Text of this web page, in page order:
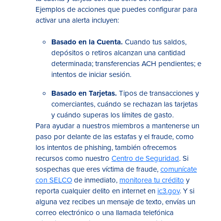
Ejemplos de acciones que puedes configurar para
activar una alerta incluyen:
Basado en la Cuenta. Cuando tus saldos,
depósitos o retiros alcanzan una cantidad
determinada; transferencias ACH pendientes; e
intentos de iniciar sesión.
Basado en Tarjetas. Tipos de transacciones y
comerciantes, cuándo se rechazan las tarjetas
y cuándo superas los límites de gasto.
Para ayudar a nuestros miembros a mantenerse un
paso por delante de las estafas y el fraude, como
los intentos de phishing, también ofrecemos
recursos como nuestro Centro de Seguridad. Si
sospechas que eres víctima de fraude,comunícate
con SELCOde inmediato, monitorea tu crédito y
reporta cualquier delito en internet en ic3.gov. Y si
alguna vez recibes un mensaje de texto, envías un
correo electrónico o una llamada telefónica